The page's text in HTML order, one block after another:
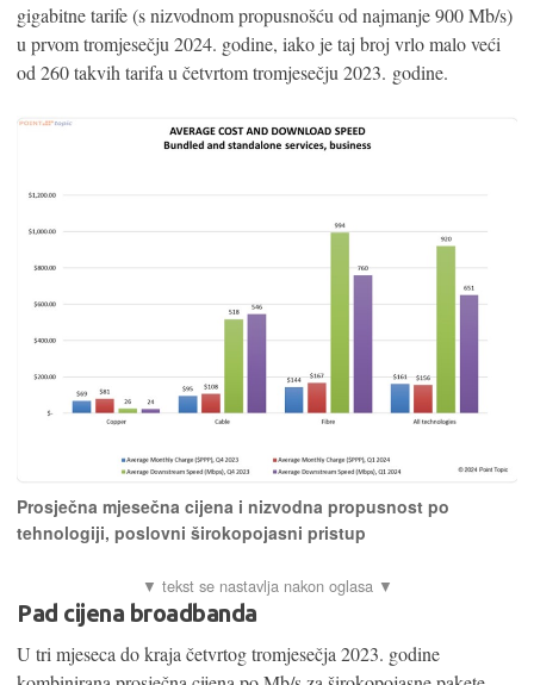
gigabitne tarife (s nizvodnom propusnošću od najmanje 900 Mb/s)
u prvom tromjesečju 2024. godine, iako je taj broj vrlo malo veći
od 260 takvih tarifa u četvrtom tromjesečju 2023. godine.
Prosječna mjesečna cijena i nizvodna propusnost po
tehnologiji, poslovni širokopojasni pristup
Pad cijena broadbanda
U tri mjeseca do kraja četvrtog tromjesečja 2023. godine